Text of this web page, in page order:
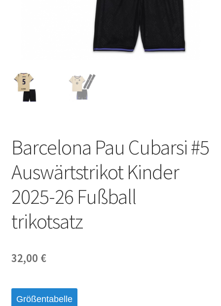
Barcelona Pau Cubarsi #5
Auswärtstrikot Kinder
2025-26 Fußball
trikotsatz
32,00 €
Größentabelle